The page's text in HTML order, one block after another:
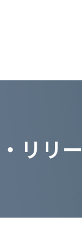
・ リ リ ー